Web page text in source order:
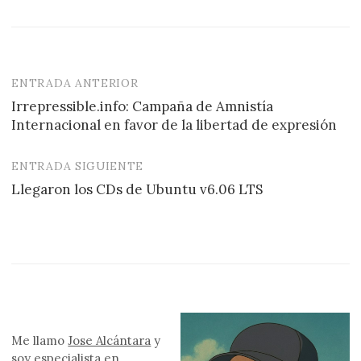
Navegación
de
ENTRADA ANTERIOR
Irrepressible.info: Campaña de Amnistía
Internacional en favor de la libertad de expresión
ENTRADA SIGUIENTE
Llegaron los CDs de Ubuntu v6.06 LTS
Me llamoJose Alcántara y
soy especialista en